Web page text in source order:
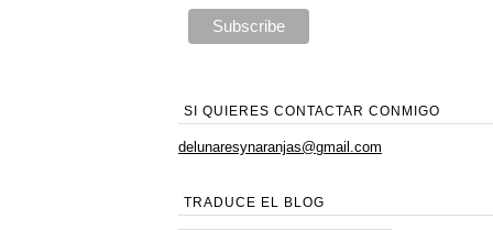
SI QUIERES CONTACTAR CONMIGO
delunaresynaranjas@gmail.com
TRADUCE EL BLOG